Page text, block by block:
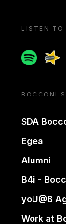
LISTEN TO
Spotify
BOCCONI
SDA
Egea
Alumni
B4i -
yoU@B
Work at